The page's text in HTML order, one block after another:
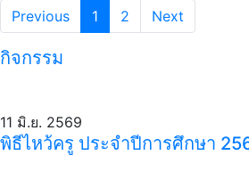
Previous 1 2 Next
กิจกรรม
11 มิ.ย. 2569
พิธีไหว้ครู ประจำปีการศึกษา